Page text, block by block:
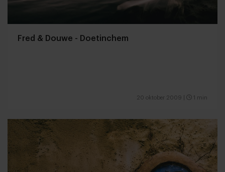
Fred & Douwe - Doetinchem
20 oktober 2009 1 min